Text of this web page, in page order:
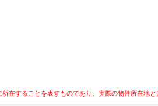
在することを表すものであり、実際の物件所在地と